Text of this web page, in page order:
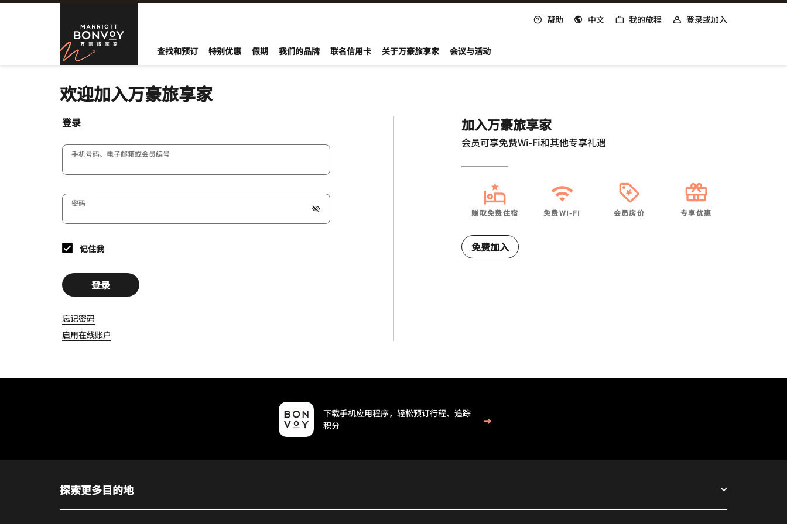
Skip to Content
万豪旅享家
帮助 中文 我的旅程 登录或加入
查找和预订 特别优惠 假期 我们的品牌 联名信用卡 关于万豪旅享家 会议与活动
欢迎加入万豪旅享家
登录
手机号码、电子邮箱或会员编号
密码
记住我
登录
忘记密码
启用在线账户
加入万豪旅享家
会员可享免费Wi-Fi和其他专享礼遇
赚取免费住宿 免费WI-FI 会员房价 专享优惠
免费加入
下载手机应用程序，轻松预订行程、追踪
积分
探索更多目的地